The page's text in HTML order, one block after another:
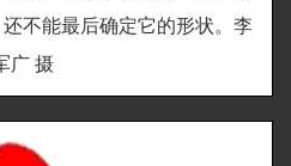
不能最后确定它的形状。李
广 摄